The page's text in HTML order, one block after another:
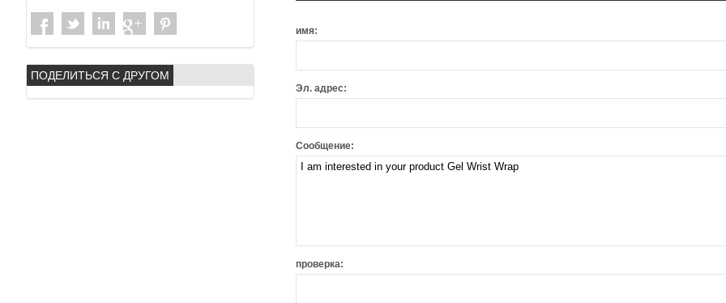
имя:
Эл. адрес:
Сообщение:
проверка:
ПОДЕЛИТЬСЯ С ДРУГОМ